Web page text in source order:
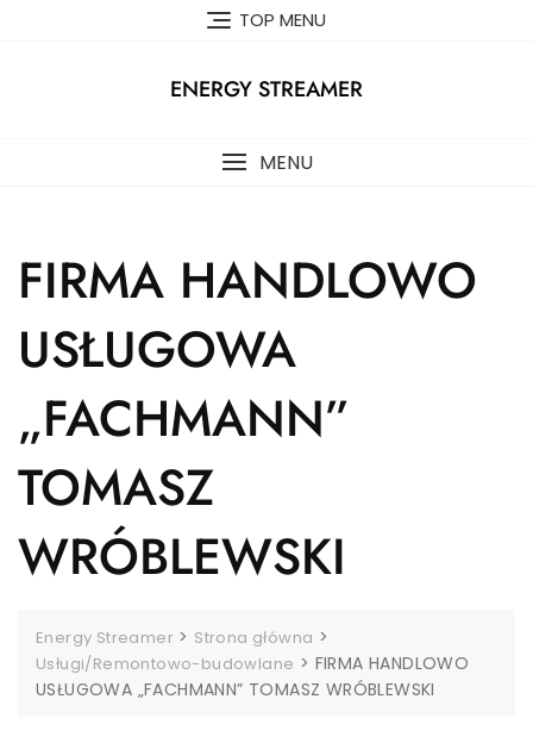
TOP MENU
ENERGY STREAMER
MENU
FIRMA HANDLOWO
USŁUGOWA
„FACHMANN”
TOMASZ
WRÓBLEWSKI
Energy Streamer > Strona główna >
Usługi/Remontowo-budowlane > FIRMA HANDLOWO
USŁUGOWA „FACHMANN” TOMASZ WRÓBLEWSKI